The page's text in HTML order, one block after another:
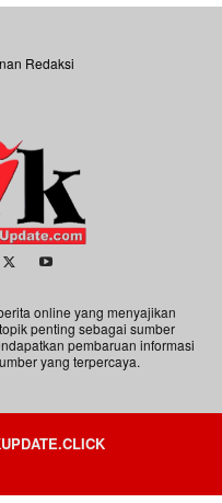
Redaksi
online yang menyajikan
penting sebagai sumber
pembaruan informasi
yang terpercaya.